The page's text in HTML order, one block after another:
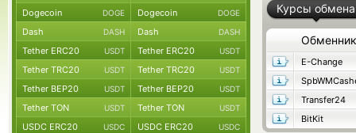
Курсы обмена
Обменник
E-Change
Transfer24
BitKit
Dogecoin DOGE Dogecoin DOGE
Dash DASH Dash DASH
Tether ERC20 USDT Tether ERC20 USDT
Tether TRC20 USDT Tether TRC20 USDT
Tether BEP20 USDT Tether BEP20 USDT
Tether TON USDT Tether TON USDT
USDC ERC20 USDC USDC ERC20 USDC